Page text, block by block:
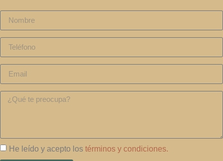
He leído y acepto los términos y condiciones.